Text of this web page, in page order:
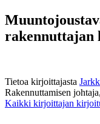
rakennuttajan
Tietoa kirjoittajasta
Rakennuttamisen
Kaikki kirjoittajan